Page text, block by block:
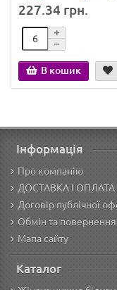
227.34 грн.
В кошик
Інформація
Про компанію
ДОСТАВКА І ОПЛАТА
Договір публічної
Обмін та повернення
Мапа сайту
Каталог